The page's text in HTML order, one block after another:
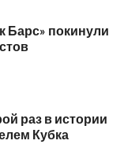
Барс» покинули
раз в истории
Кубка